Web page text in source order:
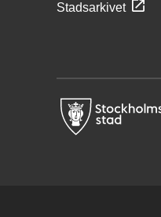
Stadsarkivet